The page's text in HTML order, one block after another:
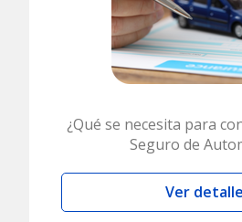
¿Qué se necesita para
Seguro de
Ver detalle